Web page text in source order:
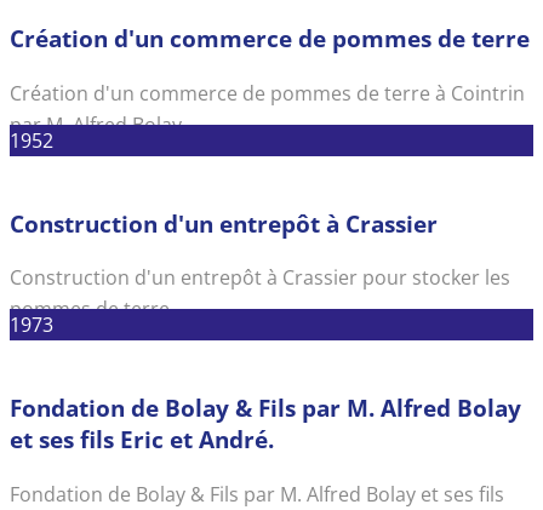
Création d'un commerce de pommes de terre
Création d'un commerce de pommes de terre à Cointrin
par M. Alfred Bolay
1952
Construction d'un entrepôt à Crassier
Construction d'un entrepôt à Crassier pour stocker les
pommes de terre.
1973
Fondation de Bolay & Fils par M. Alfred Bolay
et ses fils Eric et André.
Fondation de Bolay & Fils par M. Alfred Bolay et ses fils